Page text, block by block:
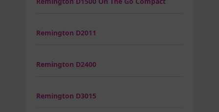
Remington D2011
Remington D2400
Remington D3015